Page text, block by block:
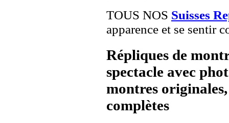
TOUS NOS Suisses
apparence et se sentir
Répliques de
spectacle avec
montres
complètes